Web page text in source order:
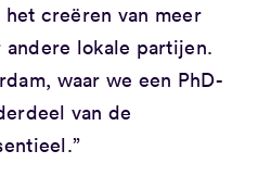
creëren van meer
andere lokale partijen.
waar we een PhD-
van de